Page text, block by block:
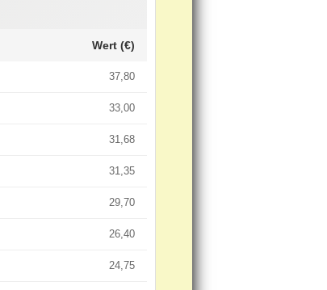
Wert (€)
37,80
33,00
31,68
31,35
29,70
26,40
24,75